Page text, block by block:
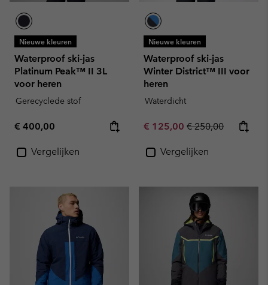
Nieuwe kleuren
Waterproof ski-jas
Platinum Peak™ II 3L
voor heren
Gerecyclede stof
Regular price:
€ 400,00
Vergelijken
Nieuwe kleuren
Waterproof ski-jas
Winter District™ III voor
heren
Waterdicht
Sale price:
€ 125,00 Regular price:
€ 250,00
Vergelijken